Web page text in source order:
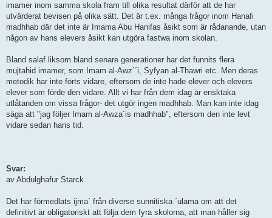
imamer inom samma skola fram till olika resultat därför att de har
utvärderat bevisen på olika sätt. Det är t.ex. många frågor inom Hanafi
madhhab där det inte är Imama Abu Hanifas åsikt som är rådanande, utan
någon av hans elevers åsikt kan utgöra fastwa inom skolan.
Bland salaf liksom bland senare generationer har det funnits flera
mujtahid imamer, som Imam al-Awz´´i, Syfyan al-Thawri etc. Men deras
metodik har inte förts vidare, eftersom de inte hade elever och elevers
elever som förde den vidare. Allt vi har från dem idag är ensktaka
utlåtanden om vissa frågor- det utgör ingen madhhab. Man kan inte idag
säga att "jag följer Imam al-Awza´is madhhab", eftersom den inte levt
vidare sedan hans tid.
Svar:
av Abdulghafur Starck
Det har förmedlats ijma´ från diverse sunnitiska ´ulama om att det
definitivt är obligatoriskt att följa dem fyra skolorna, att man håller sig